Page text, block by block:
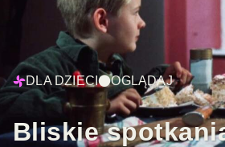
DLA DZIECI OGLĄDAJ
Bliskie